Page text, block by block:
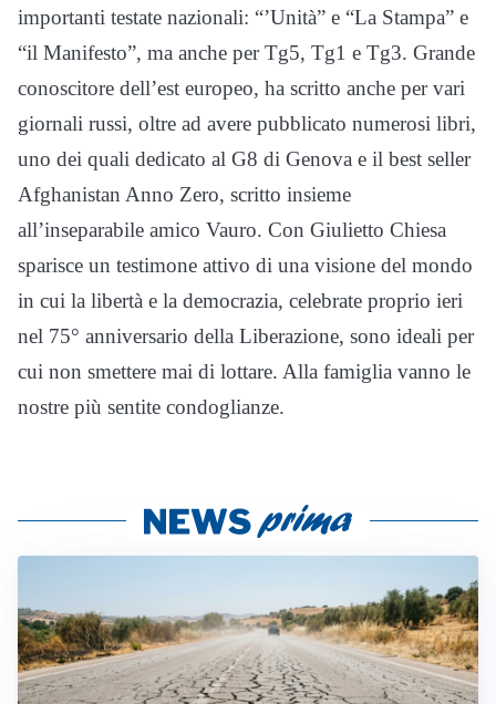
importanti testate nazionali: “’Unità” e “La Stampa” e
“il Manifesto”, ma anche per Tg5, Tg1 e Tg3. Grande
conoscitore dell’est europeo, ha scritto anche per vari
giornali russi, oltre ad avere pubblicato numerosi libri,
uno dei quali dedicato al G8 di Genova e il best seller
Afghanistan Anno Zero, scritto insieme
all’inseparabile amico Vauro. Con Giulietto Chiesa
sparisce un testimone attivo di una visione del mondo
in cui la libertà e la democrazia, celebrate proprio ieri
nel 75° anniversario della Liberazione, sono ideali per
cui non smettere mai di lottare. Alla famiglia vanno le
nostre più sentite condoglianze.